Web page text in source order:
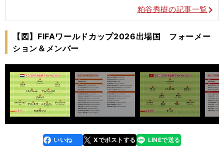
粕谷秀樹の記事一覧
【図】FIFAワールドカップ2026出場国 フォーメー
ション＆メンバー
faceboo
k
いいね Xでポストする
line LINEで送る